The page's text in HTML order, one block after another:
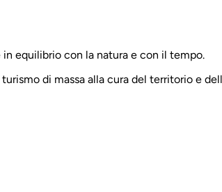
in equilibrio con la natura e con il tempo.
di massa alla cura del territorio e